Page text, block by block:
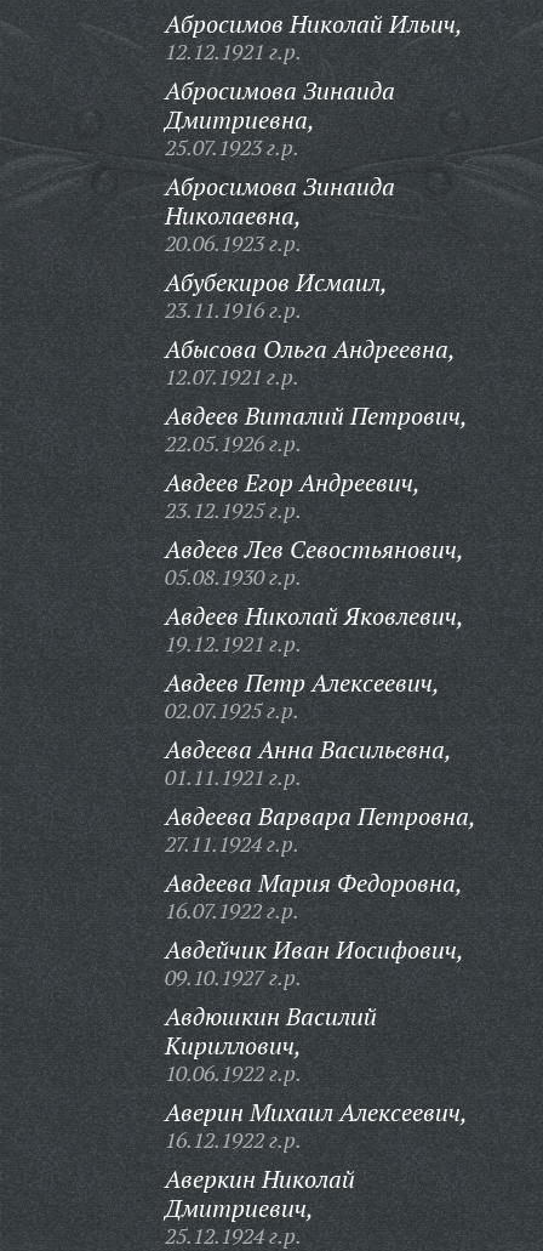
Абросимов Николай Ильич,
12.12.1921 г.р.
Абросимова Зинаида
Дмитриевна,
25.07.1923 г.р.
Абросимова Зинаида
Николаевна,
20.06.1923 г.р.
Абубекиров Исмаил,
23.11.1916 г.р.
Абысова Ольга Андреевна,
12.07.1921 г.р.
Авдеев Виталий Петрович,
22.05.1926 г.р.
Авдеев Егор Андреевич,
23.12.1925 г.р.
Авдеев Лев Севостьянович,
05.08.1930 г.р.
Авдеев Николай Яковлевич,
19.12.1921 г.р.
Авдеев Петр Алексеевич,
02.07.1925 г.р.
Авдеева Анна Васильевна,
01.11.1921 г.р.
Авдеева Варвара Петровна,
27.11.1924 г.р.
Авдеева Мария Федоровна,
16.07.1922 г.р.
Авдейчик Иван Иосифович,
09.10.1927 г.р.
Авдюшкин Василий
Кириллович,
10.06.1922 г.р.
Аверин Михаил Алексеевич,
16.12.1922 г.р.
Аверкин Николай
Дмитриевич,
25.12.1924 г.р.